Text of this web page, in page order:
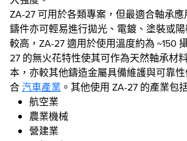
ZA-27 可用於各類專案，但最適合軸承應
鑄件亦可輕易進行拋光、電鍍、塗裝或
較高，ZA-27 適用於使用溫度約為 ~150
27 的無火花特性使其可作為天然軸承材
本，亦較其他鑄造金屬具備維護與可靠
合汽車產業 。其他使用 ZA-27 的產業包
航空業
農業機械
營建業